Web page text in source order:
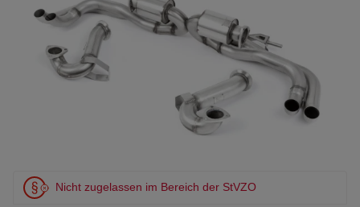
Nicht zugelassen im Bereich der StVZO